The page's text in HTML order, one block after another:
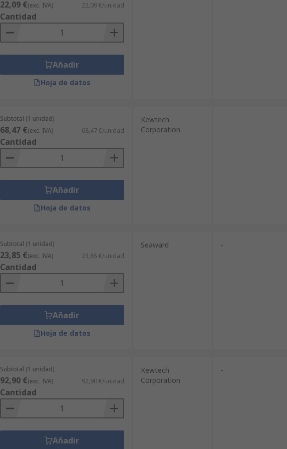
22,09 €(exc. IVA) 22,09 €/unidad
Cantidad
Añadir
Hoja de datos
Subtotal (1 unidad)
68,47 €(exc. IVA) 68,47 €/unidad
Cantidad
Añadir
Hoja de datos
Kewtech
Corporation
-
Subtotal (1 unidad)
23,85 €(exc. IVA) 23,85 €/unidad
Cantidad
Añadir
Hoja de datos
Seaward -
Subtotal (1 unidad)
92,90 €(exc. IVA) 92,90 €/unidad
Cantidad
Añadir
Kewtech
Corporation
-